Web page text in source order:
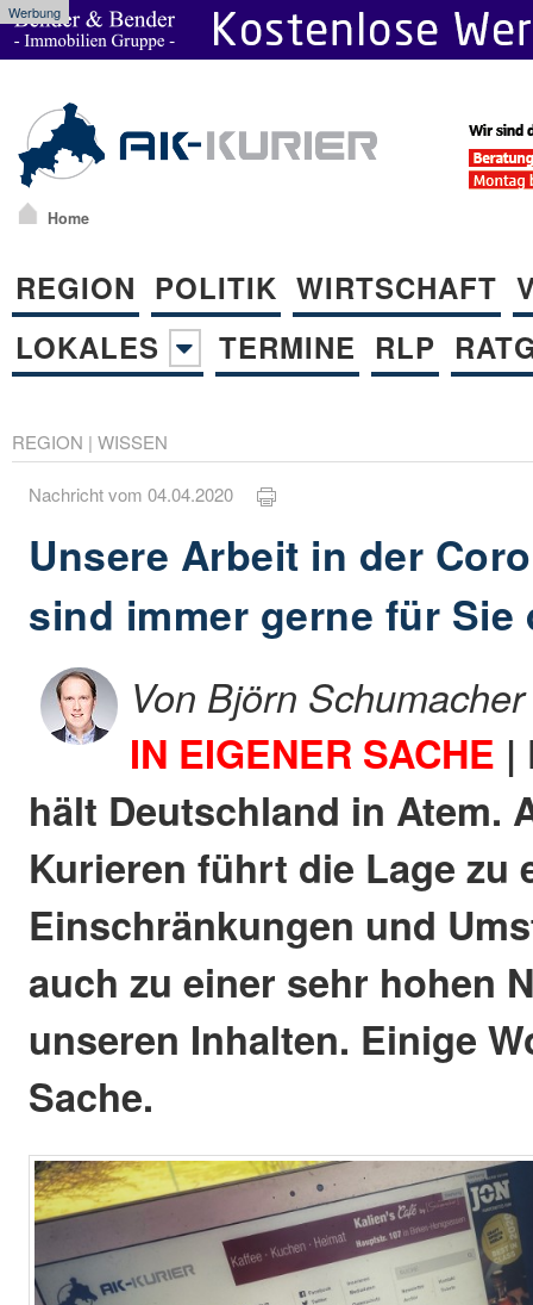
Werbung
Home
REGION POLITIK WIRTSCHAFT
LOKALES
TERMINE RLP
REGION | WISSEN
Nachricht vom 04.04.2020
Unsere Arbeit in der
sind immer gerne für Sie
Von Björn Schumacher
IN EIGENER SACHE |
hält Deutschland in Atem.
Kurieren führt die Lage zu
Einschränkungen und
auch zu einer sehr hohen
unseren Inhalten. Einige
Sache.